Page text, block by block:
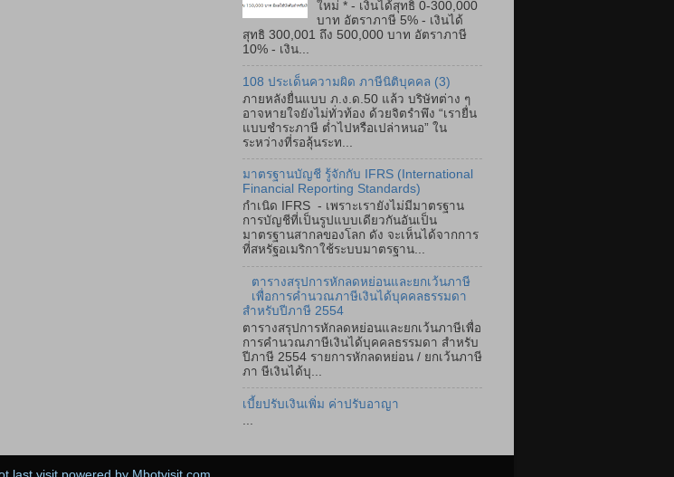
ใหม่ * - เงินได้สุทธิ 0-300,000
บาท อัตราภาษี 5% - เงินได้
สุทธิ 300,001 ถึง 500,000 บาท อัตราภาษี
10% - เงิน...
108 ประเด็นความผิด ภาษีนิติบุคคล (3)
ภายหลังยื่นแบบ ภ.ง.ด.50 แล้ว บริษัทต่าง ๆ
อาจหายใจยังไม่ทั่วท้อง ด้วยจิตรำพึง “เรายื่น
แบบชำระภาษี ต่ำไปหรือเปล่าหนอ” ใน
ระหว่างที่รอลุ้นระท...
มาตรฐานบัญชี รู้จักกับ IFRS (International
Financial Reporting Standards)
กำเนิด IFRS - เพราะเรายังไม่มีมาตรฐาน
การบัญชีที่เป็นรูปแบบเดียวกันอันเป็น
มาตรฐานสากลของโลก ดัง จะเห็นได้จากการ
ที่สหรัฐอเมริกาใช้ระบบมาตรฐาน...
ตารางสรุปการหักลดหย่อนและยกเว้นภาษี
เพื่อการคำนวณภาษีเงินได้บุคคลธรรมดา
สำหรับปีภาษี 2554
ตารางสรุปการหักลดหย่อนและยกเว้นภาษีเพื่อ
การคำนวณภาษีเงินได้บุคคลธรรมดา สำหรับ
ปีภาษี 2554 รายการหักลดหย่อน / ยกเว้นภาษี
ภา ษีเงินได้บุ...
เบี้ยปรับเงินเพิ่ม ค่าปรับอาญา
...